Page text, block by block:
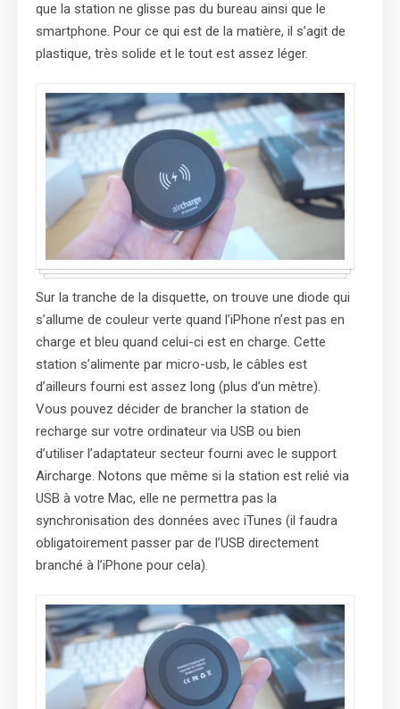
que la station ne glisse pas du bureau ainsi que le
smartphone. Pour ce qui est de la matière, il s’agit de
plastique, très solide et le tout est assez léger.
Sur la tranche de la disquette, on trouve une diode qui
s’allume de couleur verte quand l’iPhone n’est pas en
charge et bleu quand celui-ci est en charge. Cette
station s’alimente par micro-usb, le câbles est
d’ailleurs fourni est assez long (plus d’un mètre).
Vous pouvez décider de brancher la station de
recharge sur votre ordinateur via USB ou bien
d’utiliser l’adaptateur secteur fourni avec le support
Aircharge. Notons que même si la station est relié via
USB à votre Mac, elle ne permettra pas la
synchronisation des données avec iTunes (il faudra
obligatoirement passer par de l’USB directement
branché à l’iPhone pour cela).